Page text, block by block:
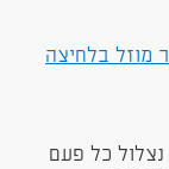
מפגשים במחיר מוזל בלחיצה
כל פעם